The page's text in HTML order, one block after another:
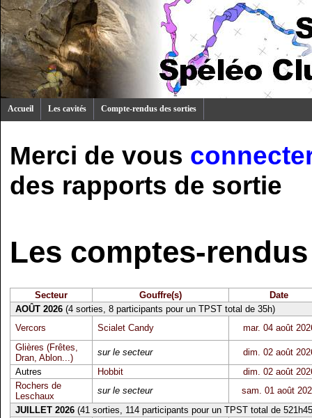
Accueil Les cavités Compte-rendus des sorties
Merci de vous
des rapports de sortie
Les comptes-
Secteur Gouffre(s)
Date
AOÛT 2026(4 sorties, 8 participants pour un TPST total de 35h)
Vercors
Scialet Candy
mar. 04 août
Glières (Frêtes,
Dran, Ablon...)
sur le secteur
dim. 02 août
Autres
Hobbit
dim. 02 août
Rochers de
Leschaux
sur le secteur
sam. 01 août
JUILLET 2026(41 sorties, 114 participants pour un TPST total de